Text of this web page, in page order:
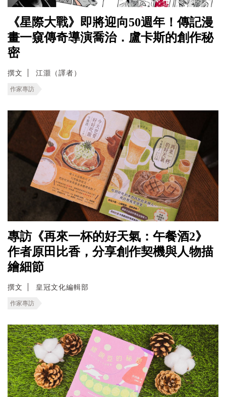
《星際大戰》即將迎向50週年！傳記漫
畫一窺傳奇導演喬治．盧卡斯的創作秘
密
撰文 江灝（譯者）
作家專訪
專訪《再來一杯的好天氣：午餐酒2》
作者原田比香，分享創作契機與人物描
繪細節
撰文 皇冠文化編輯部
作家專訪